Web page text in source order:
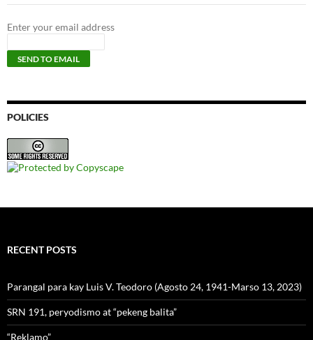
Enter your email address
POLICIES
RECENT POSTS
Parangal para kay Luis V. Teodoro (Agosto 24, 1941-Marso 13, 2023)
SRN 191, peryodismo at “pekeng balita”
“Reklamo”